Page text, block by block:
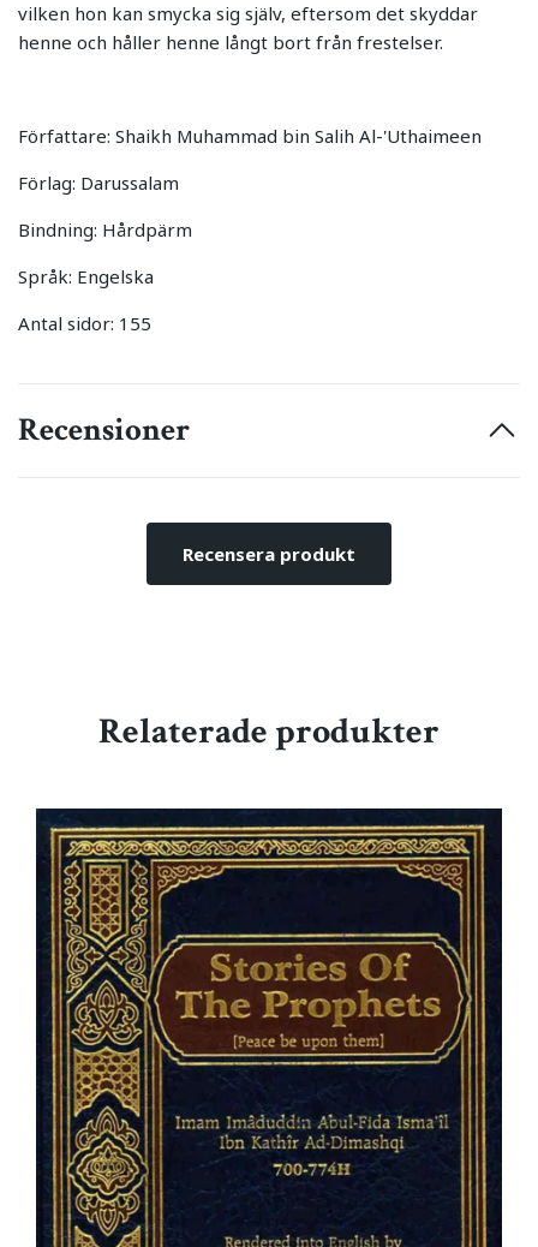
vilken hon kan smycka sig själv, eftersom det skyddar
henne och håller henne långt bort från frestelser.
Författare: Shaikh Muhammad bin Salih Al-'Uthaimeen
Förlag: Darussalam
Bindning: Hårdpärm
Språk: Engelska
Antal sidor: 155
Recensioner
Recensera produkt
Relaterade produkter